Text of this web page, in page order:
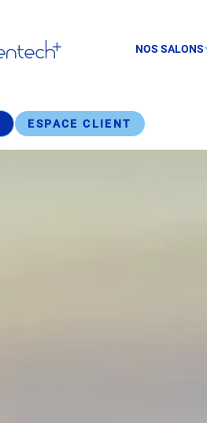
NOS SALONS
ESPACE CLIENT